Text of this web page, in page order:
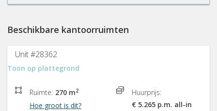
Beschikbare kantoorruimten
Unit #28362
Toon op plattegrond
Ruimte: 270 m2
Hoe groot is dit?
Huurprijs:
€ 5.265 p.m. all-in